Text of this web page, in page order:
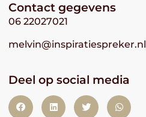
Contact gegevens
06 22027021
melvin@inspiratiespreker.nl
Deel op social media